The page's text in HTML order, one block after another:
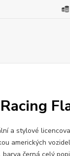
a stylové
amerických